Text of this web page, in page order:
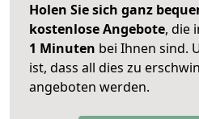
Holen Sie sich ganz
kostenlose Angebote, die
1 Minuten bei Ihnen sind.
ist, dass all dies zu
angeboten werden.